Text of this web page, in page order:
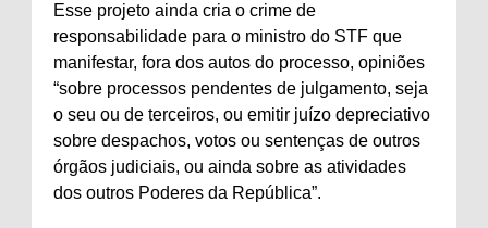
Esse projeto ainda cria o crime de
responsabilidade para o ministro do STF que
manifestar, fora dos autos do processo, opiniões
“sobre processos pendentes de julgamento, seja
o seu ou de terceiros, ou emitir juízo depreciativo
sobre despachos, votos ou sentenças de outros
órgãos judiciais, ou ainda sobre as atividades
dos outros Poderes da República”.